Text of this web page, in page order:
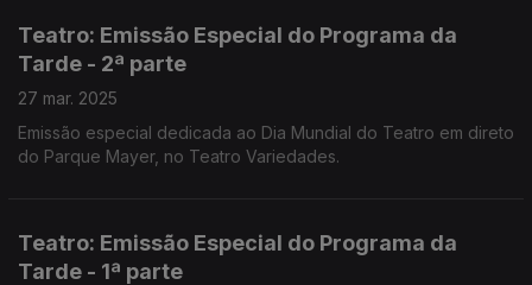
Teatro: Emissão Especial do Programa da
Tarde - 2ª parte
27 mar. 2025
Emissão especial dedicada ao Dia Mundial do Teatro em direto
do Parque Mayer, no Teatro Variedades.
Teatro: Emissão Especial do Programa da
Tarde - 1ª parte